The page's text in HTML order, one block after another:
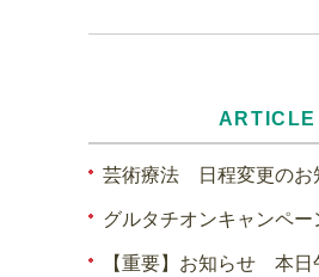
ARTICLE
芸術療法 日程変更のお
グルタチオンキャンペ
【重要】お知らせ 本日